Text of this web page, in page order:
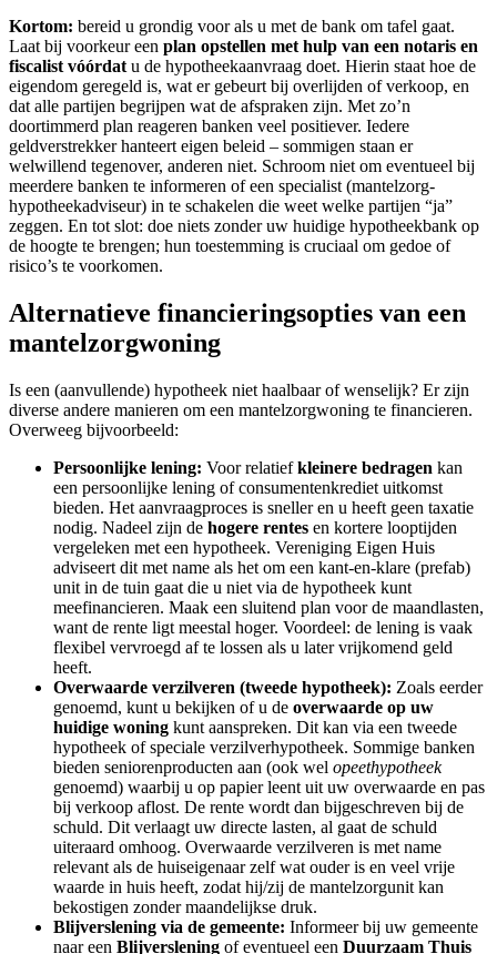
Kortom: bereid u grondig voor als u met de bank om tafel gaat.
Laat bij voorkeur een plan opstellen met hulp van een notaris en
fiscalist vóórdat u de hypotheekaanvraag doet. Hierin staat hoe de
eigendom geregeld is, wat er gebeurt bij overlijden of verkoop, en
dat alle partijen begrijpen wat de afspraken zijn. Met zo’n
doortimmerd plan reageren banken veel positiever. Iedere
geldverstrekker hanteert eigen beleid – sommigen staan er
welwillend tegenover, anderen niet. Schroom niet om eventueel bij
meerdere banken te informeren of een specialist (mantelzorg-
hypotheekadviseur) in te schakelen die weet welke partijen “ja”
zeggen. En tot slot: doe niets zonder uw huidige hypotheekbank op
de hoogte te brengen; hun toestemming is cruciaal om gedoe of
risico’s te voorkomen.
Alternatieve financieringsopties van een
mantelzorgwoning
Is een (aanvullende) hypotheek niet haalbaar of wenselijk? Er zijn
diverse andere manieren om een mantelzorgwoning te financieren.
Overweeg bijvoorbeeld:
Persoonlijke lening: Voor relatiefkleinere bedragen kan
een persoonlijke lening of consumentenkrediet uitkomst
bieden. Het aanvraagproces is sneller en u heeft geen taxatie
nodig. Nadeel zijn de hogere rentes en kortere looptijden
vergeleken met een hypotheek. Vereniging Eigen Huis
adviseert dit met name als het om een kant-en-klare (prefab)
unit in de tuin gaat die u niet via de hypotheek kunt
meefinancieren. Maak een sluitend plan voor de maandlasten,
want de rente ligt meestal hoger. Voordeel: de lening is vaak
flexibel vervroegd af te lossen als u later vrijkomend geld
heeft.
Overwaarde verzilveren (tweede hypotheek): Zoals eerder
genoemd, kunt u bekijken of u de overwaarde op uw
huidige woning kunt aanspreken. Dit kan via een tweede
hypotheek of speciale verzilverhypotheek. Sommige banken
bieden seniorenproducten aan (ook wel opeethypotheek
genoemd) waarbij u op papier leent uit uw overwaarde en pas
bij verkoop aflost. De rente wordt dan bijgeschreven bij de
schuld. Dit verlaagt uw directe lasten, al gaat de schuld
uiteraard omhoog. Overwaarde verzilveren is met name
relevant als de huiseigenaar zelf wat ouder is en veel vrije
waarde in huis heeft, zodat hij/zij de mantelzorgunit kan
bekostigen zonder maandelijkse druk.
Blijverslening via de gemeente: Informeer bij uw gemeente
naar een Blijverslening of eventueel een Duurzaam Thuis